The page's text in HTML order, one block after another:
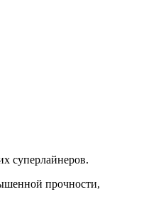
суперлайнеров.
прочности,